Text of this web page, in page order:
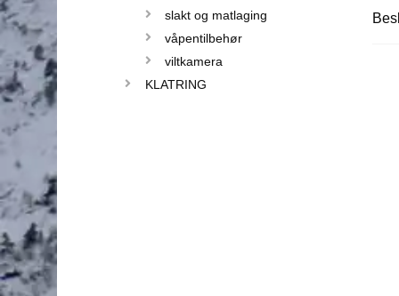
slakt og matlaging
våpentilbehør
viltkamera
KLATRING